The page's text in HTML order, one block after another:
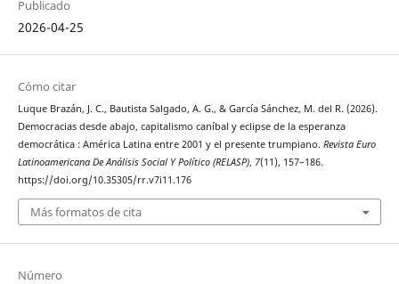
Publicado
2026-04-25
Cómo citar
Luque Brazán, J. C., Bautista Salgado, A. G., & García Sánchez, M. del R. (2026).
Democracias desde abajo, capitalismo caníbal y eclipse de la esperanza
democrática : América Latina entre 2001 y el presente trumpiano. Revista Euro
Latinoamericana De Análisis Social Y Político (RELASP), 7(11), 157–186.
https://doi.org/10.35305/rr.v7i11.176
Más formatos de cita
Número